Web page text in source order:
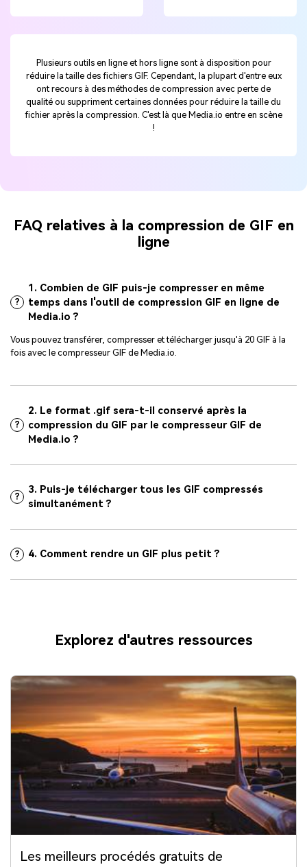
Plusieurs outils en ligne et hors ligne sont à disposition pour
réduire la taille des fichiers GIF. Cependant, la plupart d'entre eux
ont recours à des méthodes de compression avec perte de
qualité ou suppriment certaines données pour réduire la taille du
fichier après la compression. C'est là que Media.io entre en scène
!
FAQ relatives à la compression de GIF en
ligne
?
1. Combien de GIF puis-je compresser en même
temps dans l'outil de compression GIF en ligne de
Media.io ?
Vous pouvez transférer, compresser et télécharger jusqu'à 20 GIF à la
fois avec le compresseur GIF de Media.io.
?
2. Le format .gif sera-t-il conservé après la
compression du GIF par le compresseur GIF de
Media.io ?
?
3. Puis-je télécharger tous les GIF compressés
simultanément ?
? 4. Comment rendre un GIF plus petit ?
Explorez d'autres ressources
Les meilleurs procédés gratuits de